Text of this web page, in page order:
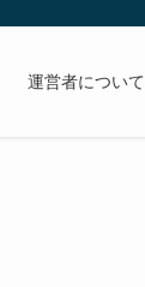
運営者について